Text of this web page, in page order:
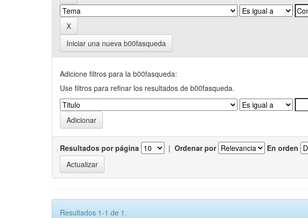
Iniciar una nueva b00fasqueda
Adicione filtros para la b00fasqueda:
Use filtros para refinar los resultados de b00fasqueda.
Resultados por página | Ordenar por En orden
Resultados 1-1 de 1.